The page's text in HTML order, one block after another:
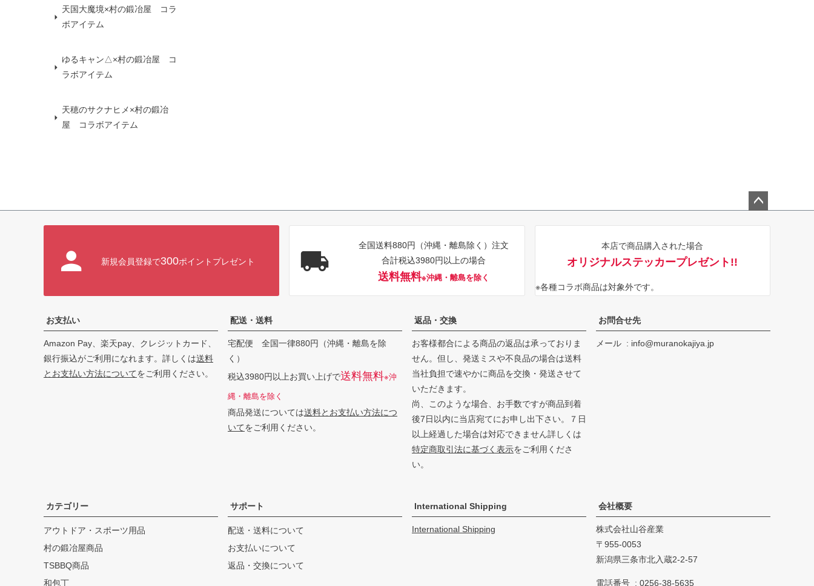
天国大魔境×村の鍛冶屋 コラ
ボアイテム
ゆるキャン△×村の鍛冶屋 コ
ラボアイテム
天穂のサクナヒメ×村の鍛冶
屋 コラボアイテム
新規会員登録で300ポイントプレゼント
全国送料880円（沖縄・離島除く）注文
合計税込3980円以上の場合
送料無料※沖縄・離島を除く
本店で商品購入された場合
オリジナルステッカープレゼント!!
※各種コラボ商品は対象外です。
お支払い
Amazon Pay、楽天pay、クレジットカード、
銀行振込がご利用になれます。詳しくは送料
とお支払い方法についてをご利用ください。
配送・送料
宅配便 全国一律880円（沖縄・離島を除
く）
税込3980円以上お買い上げで送料無料※沖
縄・離島を除く
商品発送については送料とお支払い方法につ
いてをご利用ください。
返品・交換
お客様都合による商品の返品は承っておりま
せん。但し、発送ミスや不良品の場合は送料
当社負担で速やかに商品を交換・発送させて
いただきます。
尚、このような場合、お手数ですが商品到着
後7日以内に当店宛てにお申し出下さい。７日
以上経過した場合は対応できません詳しくは
特定商取引法に基づく表示をご利用くださ
い。
お問合せ先
メール info@muranokajiya.jp
カテゴリー
アウトドア・スポーツ用品
村の鍛冶屋商品
TSBBQ商品
和包丁
サポート
配送・送料について
お支払いについて
返品・交換について
International Shipping
International Shipping
会社概要
株式会社山谷産業
955-0053
新潟県三条市北入蔵2-2-57
電話番号 0256-38-5635